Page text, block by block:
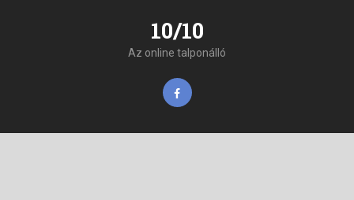
10/10
Az online talponálló